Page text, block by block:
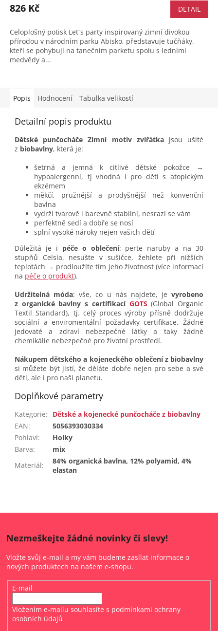
826 Kč DETAIL
Celoplošný potisk Let´s party inspirovaný zimní divokou
přírodou v národním parku Abisko, představuje tučňáky,
kteří se pohybují na tanečním parketu spolu s ledními
medvědy a...
Popis Hodnocení Tabulka velikostí
Detailní popis produktu
Dětské punčocháče Zimní motiv zvířátka jsou ušité
z biobavlny, která je:
šetrná a jemná k citlivé dětské pokožce →
hypoalergenní, tj vhodná i pro děti s atopickým
ekzémem
měkčí, pružnější a prodyšnější než konvenční
bavlna
vydrží tvarově i barevně stabilní, nesrazí se vám
perfektně sedí a dobře se nosí
splní vysoké nároky nejen vašich dětí
Důležitá je i péče o oblečení: perte naruby a na 30
stupňů Celsia, nesušte v sušičce, žehlete při nižších
teplotách → prodloužíte tím jeho životnost (více informací
na péče o produkt).
Udržitelná móda: vše, co u nás najdete, je vyrobeno
z organické bavlny s certifikací GOTS (Global Organic
Textil Standard), tj. celý proces výroby přísně dodržuje
sociální a enviromentální požadavky certifikace. Žádné
jedovaté a zdraví nebezpečné látky a taky žádné
chemikálie nebezpečné pro životní prostředí.
Nákupem dětského a kojeneckého oblečení z biobavlny
si můžete být jistí, že děláte dobře nejen pro sebe a své
děti, ale i pro naši planetu.
Doplňkové parametry
Kategorie:
Dětské a kojenecké punčocháče z biobavlny
EAN:
5056393030334
Pohlaví:
Holky
Barva:
mix
Materiál:
84% organická bavlna, 12% polyamid, 4%
elastan
Nezmeškejte žádné novinky či slevy!
Vložte svůj e-mail a my vám budeme zasílat informace o
nových produktech na našem e-shopu.
E-mail
Vložením e-mailu souhlasíte s podmínkami ochrany
osobních údajů